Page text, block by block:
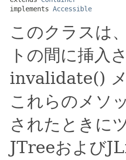
implements Accessible
このクラスは
トの間に挿入
invalidate() メ
これらのメソ
されたときに
JTreeおよび